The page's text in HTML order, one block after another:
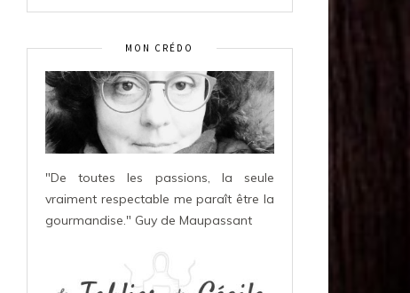
MON CRÉDO
"De toutes les passions, la seule
vraiment respectable me paraît être la
gourmandise." Guy de Maupassant